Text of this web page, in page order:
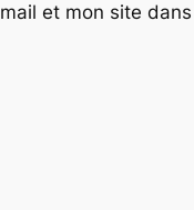
et mon site